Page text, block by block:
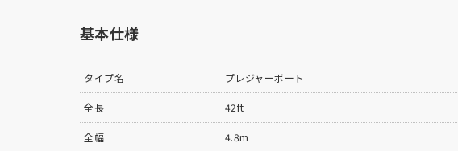
基本仕様
タイプ名 プレジャーボート
全長 42ft
全幅 4.8m